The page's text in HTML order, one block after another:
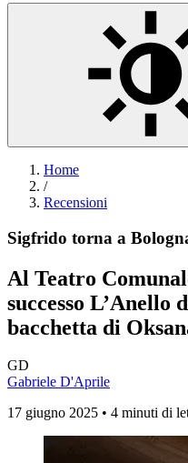
Home
/
Recensioni
Sigfrido torna a
Al Teatro
successo L’Anello
bacchetta di
GD
Gabriele D'Aprile
17 giugno 2025 • 4 minuti di